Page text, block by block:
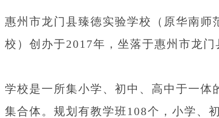
惠州市龙门县臻徳实验学校（原华南师
校）创办于2017年，坐落于惠州市龙
学校是一所集小学、初中、高中于一体
集合体。规划有教学班108个，小学、